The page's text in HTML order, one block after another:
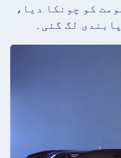
کو چونکا دیا،